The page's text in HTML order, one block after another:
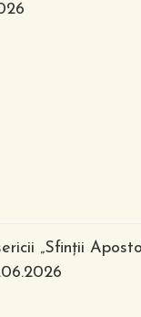
„Sfinții